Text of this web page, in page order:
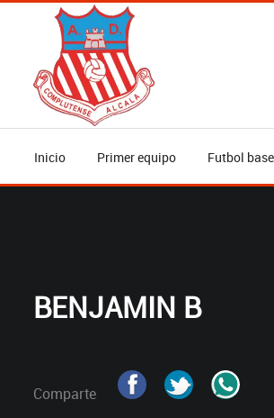
Inicio Primer equipo Futbol base
BENJAMIN B
Comparte